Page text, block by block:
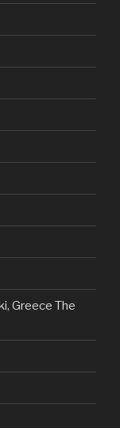
Greece The